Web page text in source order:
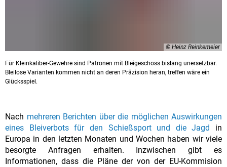
© Heinz Reinkemeier
Für Kleinkaliber-Gewehre sind Patronen mit Bleigeschoss bislang unersetzbar.
Bleilose Varianten kommen nicht an deren Präzision heran, treffen wäre ein
Glücksspiel.
Nach mehreren Berichten über die möglichen Auswirkungen
eines Bleiverbots für den Schießsport und die Jagd
in
Europa in den letzten Monaten und Wochen haben wir viele
besorgte Anfragen erhalten. Inzwischen gibt es
Informationen, dass die Pläne der von der EU-Kommision